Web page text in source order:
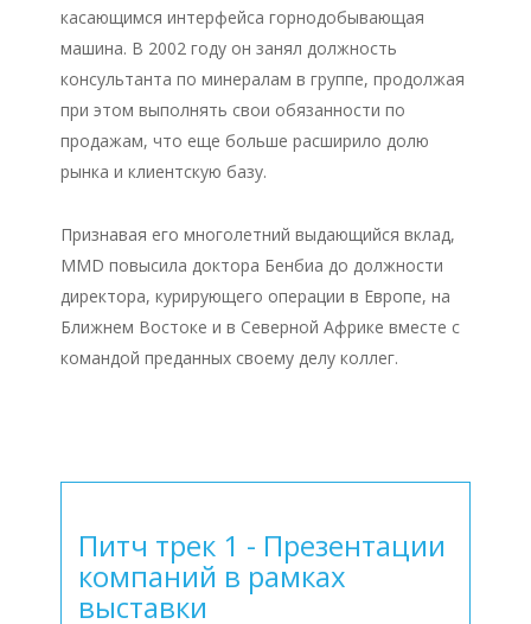
касающимся интерфейса горнодобывающая
машина. В 2002 году он занял должность
консультанта по минералам в группе, продолжая
при этом выполнять свои обязанности по
продажам, что еще больше расширило долю
рынка и клиентскую базу.
Признавая его многолетний выдающийся вклад,
MMD повысила доктора Бенбиа до должности
директора, курирующего операции в Европе, на
Ближнем Востоке и в Северной Африке вместе с
командой преданных своему делу коллег.
Питч трек 1 - Презентации
компаний в рамках
выставки